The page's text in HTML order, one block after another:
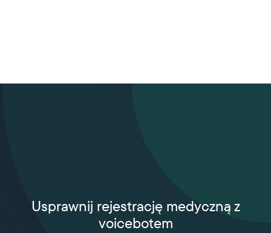
Usprawnij rejestrację medyczną z
voicebotem